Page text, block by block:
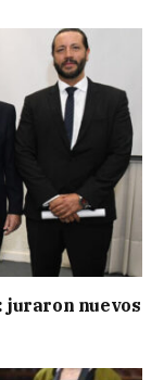
juraron nuevos